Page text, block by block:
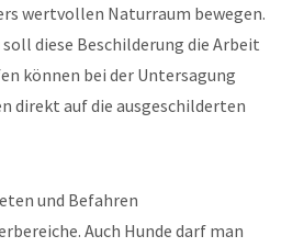
wertvollen Naturraum bewegen.
diese Beschilderung die Arbeit
können bei der Untersagung
direkt auf die ausgeschilderten
und Befahren
Auch Hunde darf man